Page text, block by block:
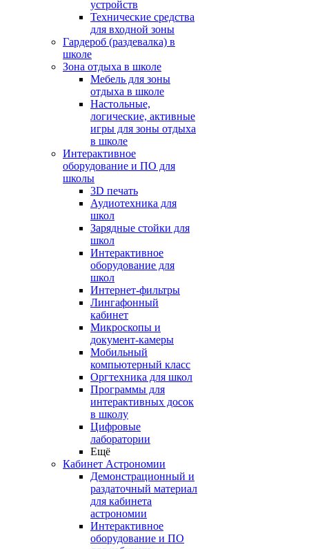
устройств
Технические средства
для входной зоны
Гардероб (раздевалка) в
школе
Зона отдыха в школе
Мебель для зоны
отдыха в школе
Настольные,
логические, активные
игры для зоны отдыха
в школе
Интерактивное
оборудование и ПО для
школы
3D печать
Аудиотехника для
школ
Зарядные стойки для
школ
Интерактивное
оборудование для
школ
Интернет-фильтры
Лингафонный
кабинет
Микроскопы и
документ-камеры
Мобильный
компьютерный класс
Оргтехника для школ
Программы для
интерактивных досок
в школу
Цифровые
лаборатории
Ещё
Кабинет Астрономии
Демонстрационный и
раздаточный материал
для кабинета
астрономии
Интерактивное
оборудование и ПО